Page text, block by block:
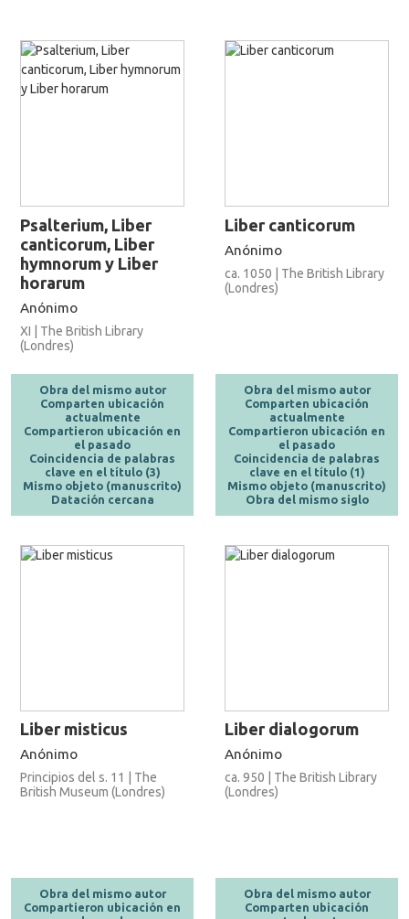
Psalterium, Liber
canticorum, Liber
hymnorum y Liber
horarum
Anónimo
XI | The British Library
(Londres)
Obra del mismo autor
Comparten ubicación
actualmente
Compartieron ubicación en
el pasado
Coincidencia de palabras
clave en el título (3)
Mismo objeto (manuscrito)
Datación cercana
Liber canticorum
Anónimo
ca. 1050 | The British Library
(Londres)
Obra del mismo autor
Comparten ubicación
actualmente
Compartieron ubicación en
el pasado
Coincidencia de palabras
clave en el título (1)
Mismo objeto (manuscrito)
Obra del mismo siglo
Liber misticus
Anónimo
Principios del s. 11 | The
British Museum (Londres)
Obra del mismo autor
Compartieron ubicación en
Liber dialogorum
Anónimo
ca. 950 | The British Library
(Londres)
Obra del mismo autor
Comparten ubicación